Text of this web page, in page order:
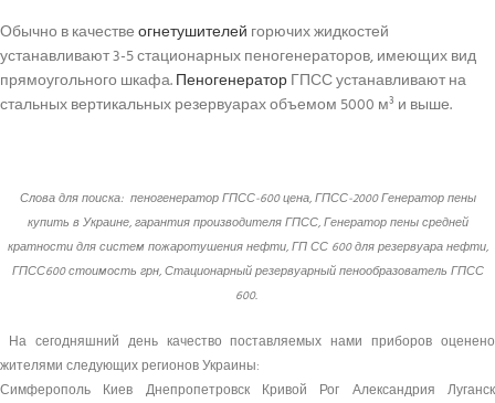
Обычно в качествеогнетушителей горючих жидкостей
устанавливают 3-5 стационарных пеногенераторов, имеющих вид
прямоугольного шкафа.ПеногенераторГПСС устанавливают на
стальных вертикальных резервуарах объемом 5000 м³ и выше.
Слова для поиска: пеногенератор ГПСС-600 цена, ГПСС-2000Генератор пены
купить в Украине, гарантия производителя ГПСС, Генератор пены средней
кратности для систем пожаротушения нефти, ГП СС 600 для резервуара нефти,
ГПСС600 стоимость грн, Стационарный резервуарный пенообразователь ГПСС
600.
На сегодняшний день качество поставляемых нами приборов оценено
жителями следующих регионов Украины:
Симферополь Киев Днепропетровск Кривой Рог Александрия Луганск